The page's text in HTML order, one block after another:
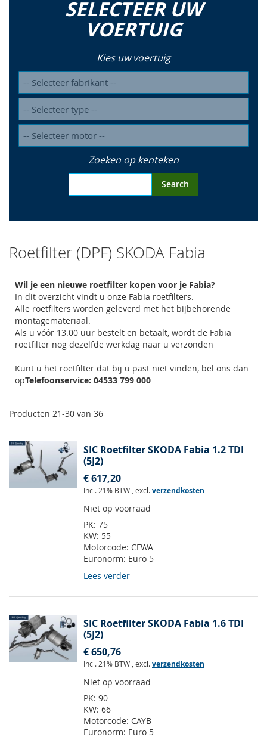
SELECTEER UW
VOERTUIG
Kies uw voertuig
Zoeken op kenteken
Search
Roetfilter (DPF) SKODA Fabia
Wil je een nieuwe roetfilter kopen voor je Fabia?
In dit overzicht vindt u onze Fabia roetfilters.
Alle roetfilters worden geleverd met het bijbehorende
montagemateriaal.
Als u vóór 13.00 uur bestelt en betaalt, wordt de Fabia
roetfilter nog dezelfde werkdag naar u verzonden
Kunt u het roetfilter dat bij u past niet vinden, bel ons dan
opTelefoonservice: 04533 799 000
Producten 21-30 van 36
SIC Roetfilter SKODA Fabia 1.2 TDI
(5J2)
€ 617,20
Incl. 21% BTW , excl.verzendkosten
Niet op voorraad
PK: 75
KW: 55
Motorcode: CFWA
Euronorm: Euro 5
Lees verder
SIC Roetfilter SKODA Fabia 1.6 TDI
(5J2)
€ 650,76
Incl. 21% BTW , excl.verzendkosten
Niet op voorraad
PK: 90
KW: 66
Motorcode: CAYB
Euronorm: Euro 5